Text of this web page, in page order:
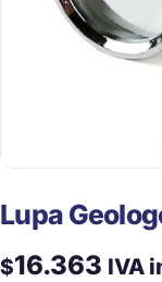
Lupa
$16.363 IVA